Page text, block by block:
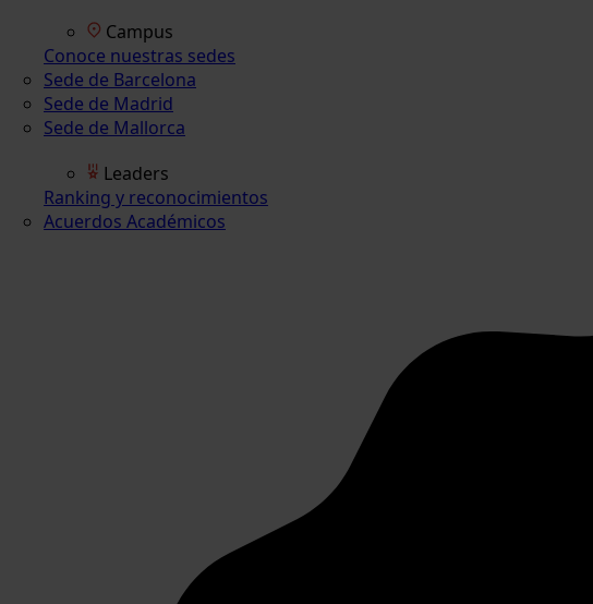
Campus
Conoce nuestras sedes
Sede de Barcelona
Sede de Madrid
Sede de Mallorca
Leaders
Ranking y reconocimientos
Acuerdos Académicos